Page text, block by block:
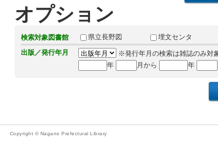
オプション
検索対象図書館 県立長野図
埋文センタ
出版／発行年月
※発行年月の検索は雑誌のみ対
年
月から 年
Copyright © Nagano Prefectural Library